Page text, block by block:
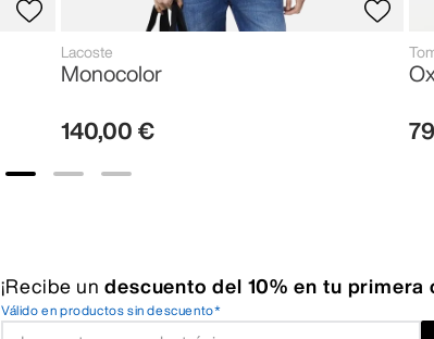
Lacoste
Monocolor
140,00 € 79
¡Recibe un descuento del 10% en tu primera
Válido en productos sin descuento*